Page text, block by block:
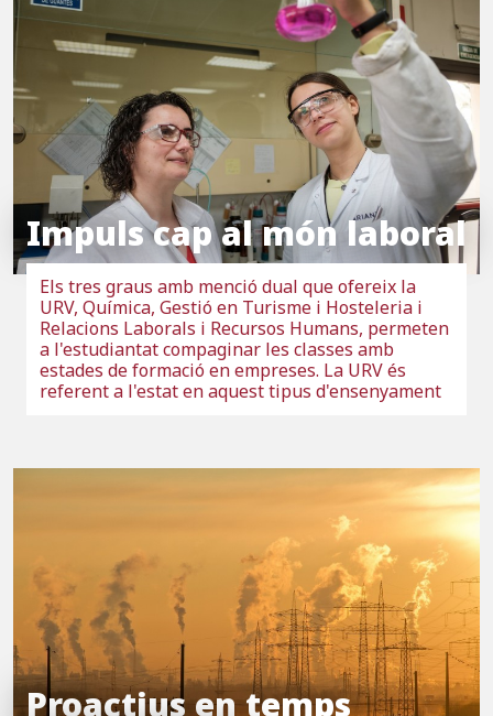
Impuls cap al món laboral
Els tres graus amb menció dual que ofereix la
URV, Química, Gestió en Turisme i Hosteleria i
Relacions Laborals i Recursos Humans, permeten
a l'estudiantat compaginar les classes amb
estades de formació en empreses. La URV és
referent a l'estat en aquest tipus d'ensenyament
Proactius en temps